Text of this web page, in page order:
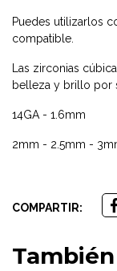
Puedes utilizarlos
compatible.
Las zirconias
belleza y brillo por
14GA - 1.6mm
2mm - 2.5mm -
COMPARTIR: